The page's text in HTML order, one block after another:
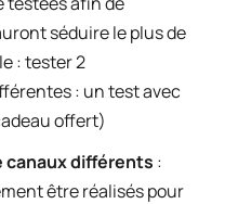
séduire le plus de
: tester 2
: un test avec
offert)
canaux différents :
être réalisés pour